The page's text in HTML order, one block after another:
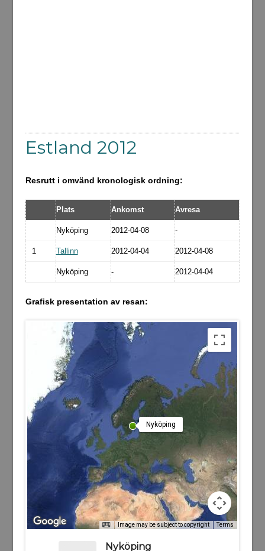
Estland 2012
Resrutt i omvänd kronologisk ordning:
Plats Ankomst Avresa
Nyköping 2012-04-08 -
1 Tallinn 2012-04-04 2012-04-08
Nyköping - 2012-04-04
Grafisk presentation av resan:
Nyköping
Image may be subject to copyright Terms
Nyköping